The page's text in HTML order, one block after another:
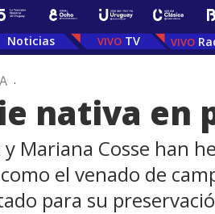
Noticias TV
.
nativa en
Mariana Cosse han
el venado de
para su